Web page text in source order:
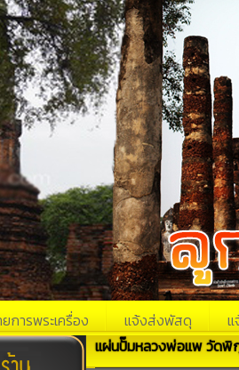
การพระเครื่อง แจ้งส่งพัสดุ แ
แผ่นปั๊มหลวงพ่อแพ วัดพิ